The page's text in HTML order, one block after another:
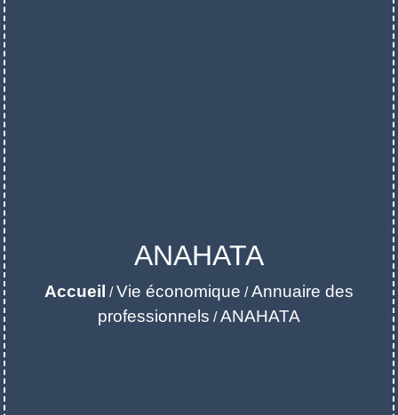
ANAHATA
Accueil /Vie économique /Annuaire des
professionnels /ANAHATA